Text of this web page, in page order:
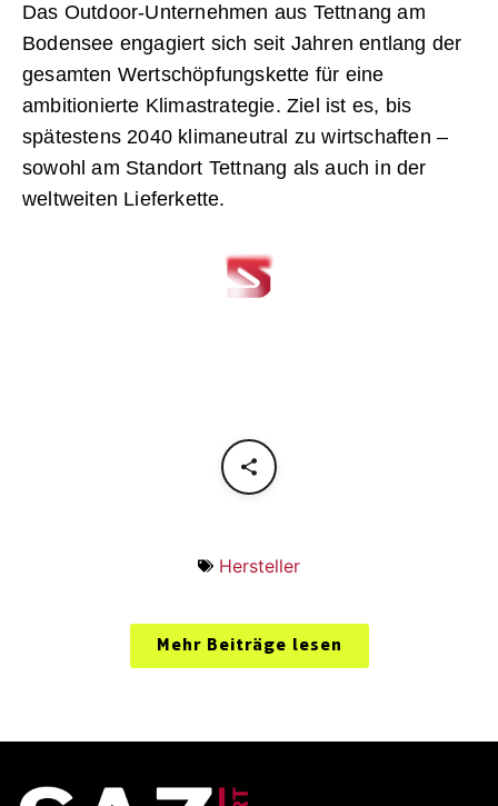
Das Outdoor-Unternehmen aus Tettnang am
Bodensee engagiert sich seit Jahren entlang der
gesamten Wertschöpfungskette für eine
ambitionierte Klimastrategie. Ziel ist es, bis
spätestens 2040 klimaneutral zu wirtschaften –
sowohl am Standort Tettnang als auch in der
weltweiten Lieferkette.
Hersteller
Mehr Beiträge lesen